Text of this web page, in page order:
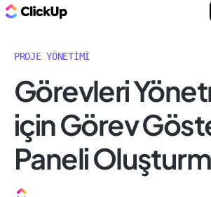
PROJE YÖNETIMI
Görevleri
için Görev
Paneli